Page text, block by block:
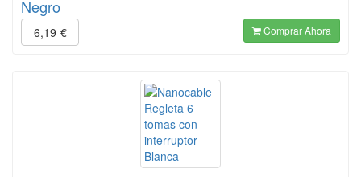
Negro
6,19 € Comprar Ahora